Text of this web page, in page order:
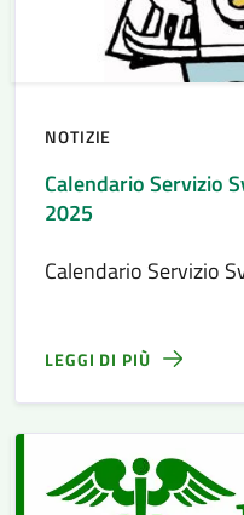
NOTIZIE
Calendario Servizio
2025
Calendario Servizio
LEGGI DI PIÙ